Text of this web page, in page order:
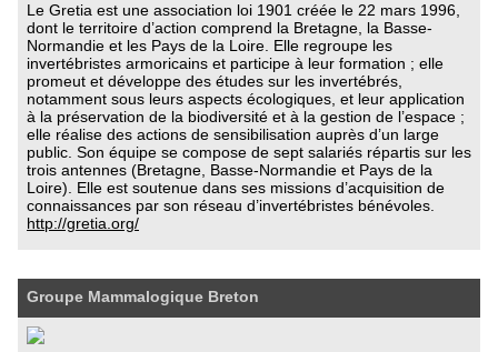
Le Gretia est une association loi 1901 créée le 22 mars 1996,
dont le territoire d’action comprend la Bretagne, la Basse-
Normandie et les Pays de la Loire. Elle regroupe les
invertébristes armoricains et participe à leur formation ; elle
promeut et développe des études sur les invertébrés,
notamment sous leurs aspects écologiques, et leur application
à la préservation de la biodiversité et à la gestion de l’espace ;
elle réalise des actions de sensibilisation auprès d’un large
public. Son équipe se compose de sept salariés répartis sur les
trois antennes (Bretagne, Basse-Normandie et Pays de la
Loire). Elle est soutenue dans ses missions d’acquisition de
connaissances par son réseau d’invertébristes bénévoles.
http://gretia.org/
Groupe Mammalogique Breton